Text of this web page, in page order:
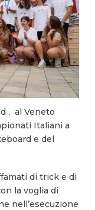
, al Veneto
Italiani a
e del
di trick e di
la voglia di
nell’esecuzione